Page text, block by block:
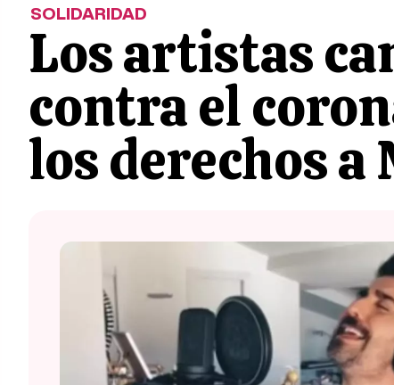
SOLIDARIDAD
Los artistas
contra el
los derechos